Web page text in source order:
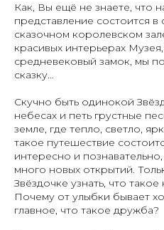
Как, Вы ещё не знаете, что
представление состоится
сказочном королевском
красивых интерьерах
средневековый замок, мы
сказку…
Скучно быть одинокой
небесах и петь грустные
земле, где тепло, светло,
такое путешествие
интересно и
много новых открытий.
Звёздочке узнать, что
Почему от улыбки бывает
главное, что такое дружба?